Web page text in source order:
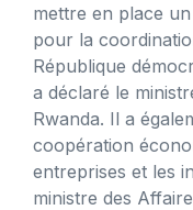
mettre en place
pour la
République
a déclaré le
Rwanda. Il a
coopération
entreprises et les
ministre des